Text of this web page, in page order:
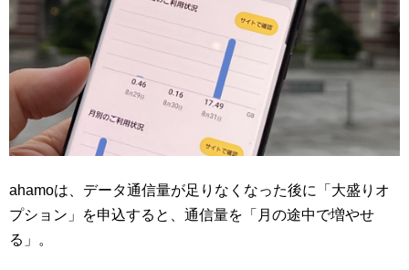
ahamoは、データ通信量が足りなくなった後に「大盛りオ
プション」を申込すると、通信量を「月の途中で増やせ
る」。